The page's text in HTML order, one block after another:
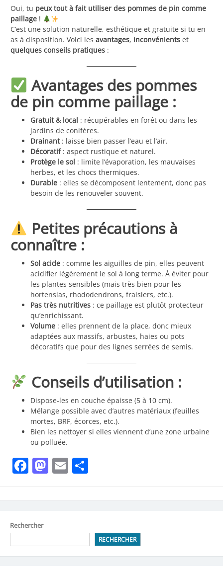
Oui, tu peux tout à fait utiliser des pommes de pin comme
paillage !
C’est une solution naturelle, esthétique et gratuite si tu en
as à disposition. Voici les avantages, inconvénients et
quelques conseils pratiques :
Avantages des pommes
de pin comme paillage :
Gratuit & local : récupérables en forêt ou dans les
jardins de conifères.
Drainant: laisse bien passer l’eau et l’air.
Décoratif: aspect rustique et naturel.
Protège le sol : limite l’évaporation, les mauvaises
herbes, et les chocs thermiques.
Durable : elles se décomposent lentement, donc pas
besoin de les renouveler souvent.
Petites précautions à
connaître :
Sol acide : comme les aiguilles de pin, elles peuvent
acidifier légèrement le sol à long terme. À éviter pour
les plantes sensibles (mais très bien pour les
hortensias, rhododendrons, fraisiers, etc.).
Pas très nutritives : ce paillage est plutôt protecteur
qu’enrichissant.
Volume : elles prennent de la place, donc mieux
adaptées aux massifs, arbustes, haies ou pots
décoratifs que pour des lignes serrées de semis.
Conseils d’utilisation :
Dispose-les en couche épaisse (5 à 10 cm).
Mélange possible avec d’autres matériaux (feuilles
mortes, BRF, écorces, etc.).
Bien les nettoyer si elles viennent d’une zone urbaine
ou polluée.
Facebook
Mastodon
Email
Rechercher
RECHERCHER